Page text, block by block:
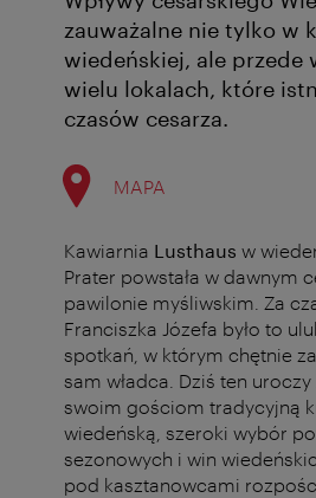
zauważalne nie tylko w
wiedeńskiej, ale przede
wielu lokalach, które
czasów cesarza.
MAPA
Kawiarnia Lusthaus w
Prater powstała w dawnym
pawilonie myśliwskim. Za
Franciszka Józefa było to
spotkań, w którym chętnie
sam władca. Dziś ten
swoim gościom tradycyjną
wiedeńską, szeroki wybór
sezonowych i win
pod kasztanowcami